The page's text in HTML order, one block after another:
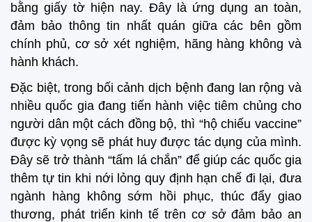
bằng giấy tờ hiện nay. Đây là ứng dụng an toàn,
đảm bảo thông tin nhất quán giữa các bên gồm
chính phủ, cơ sở xét nghiệm, hãng hàng không và
hành khách.
Đặc biệt, trong bối cảnh dịch bệnh đang lan rộng và
nhiều quốc gia đang tiến hành việc tiêm chủng cho
người dân một cách đồng bộ, thì “hộ chiếu vaccine”
được kỳ vọng sẽ phát huy được tác dụng của mình.
Đây sẽ trở thành “tấm lá chắn” để giúp các quốc gia
thêm tự tin khi nới lỏng quy định hạn chế đi lại, đưa
ngành hàng không sớm hồi phục, thúc đẩy giao
thương, phát triển kinh tế trên cơ sở đảm bảo an